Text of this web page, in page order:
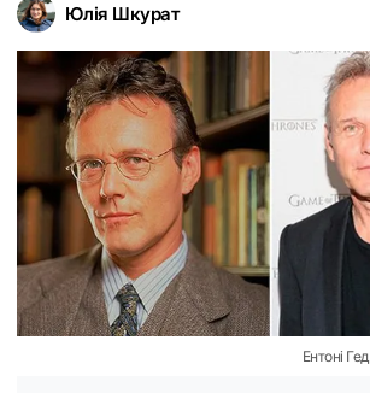
Юлія Шкурат
Ентоні